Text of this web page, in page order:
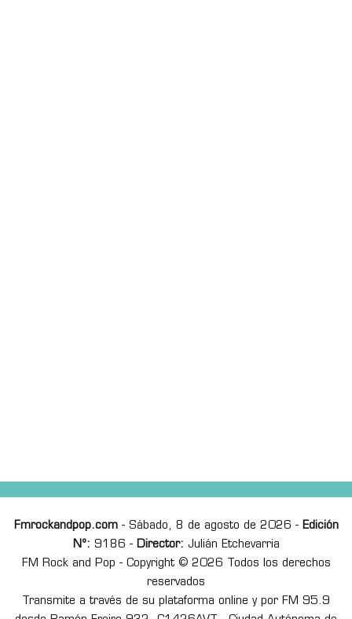
Fmrockandpop.com- Sábado, 8 de agosto de 2026 - Edición
Nº: 9186 - Director: Julián Etchevarria
FM Rock and Pop - Copyright © 2026 Todos los derechos
reservados
Transmite a través de su plataforma online y por FM 95.9